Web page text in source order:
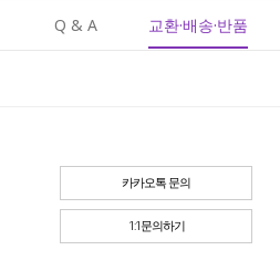
Q & A 교환·배송·반품
카카오톡 문의
1:1문의하기